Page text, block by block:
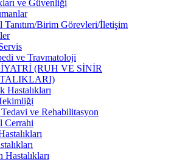
ve Güvenliği
Tanıtım/Birim Görevleri/İletişim
ve Travmatoloji
(RUH VE SİNİR
Hastalıkları
ve Rehabilitasyon
Cerrahi
Hastalıkları